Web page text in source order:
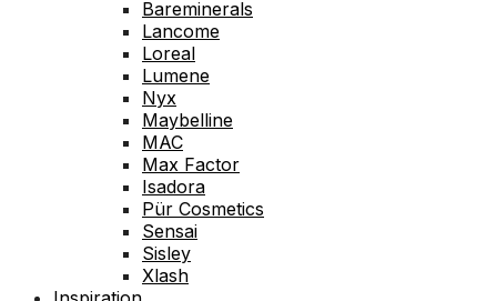
Bareminerals
Lancome
Loreal
Lumene
Nyx
Maybelline
MAC
Max Factor
Isadora
Pür Cosmetics
Sensai
Sisley
Xlash